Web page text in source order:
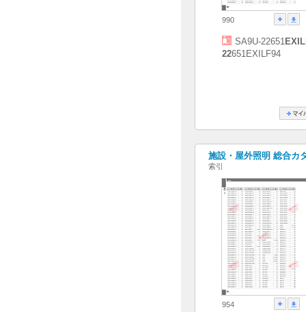
990
SA9U-22651
22651EXILF94
施設・屋外照明 総合カ
索引
954